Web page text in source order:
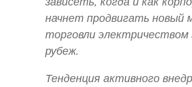
начнет продвигать новый
торговли электричеством
рубеж.
Тенденция активного